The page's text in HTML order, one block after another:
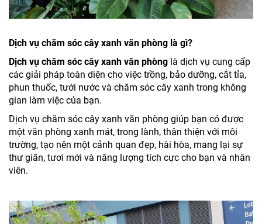
Dịch vụ chăm sóc cây xanh văn phòng là gì?
Dịch vụ chăm sóc cây xanh văn phòng là dịch vụ cung cấp
các giải pháp toàn diện cho việc trồng, bảo dưỡng, cắt tỉa,
phun thuốc, tưới nước và chăm sóc cây xanh trong không
gian làm việc của bạn.
Dịch vụ chăm sóc cây xanh văn phòng giúp bạn có được
một văn phòng xanh mát, trong lành, thân thiện với môi
trường, tạo nên một cảnh quan đẹp, hài hòa, mang lại sự
thư giãn, tươi mới và năng lượng tích cực cho bạn và nhân
viên.